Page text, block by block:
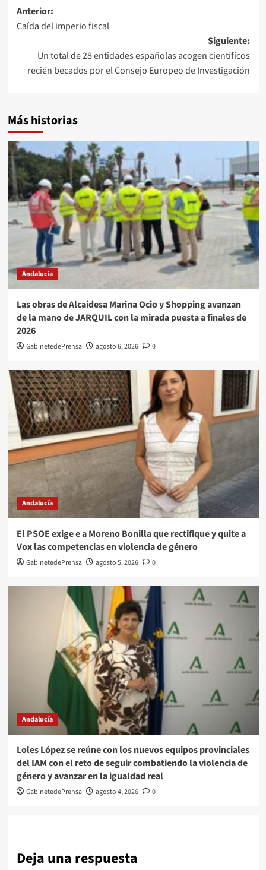
Navegación
de
entradas
Anterior:
Caída del imperio fiscal
Siguiente:
Un total de 28 entidades españolas acogen científicos
recién becados por el Consejo Europeo de Investigación
Más historias
Andalucía
Las obras de Alcaidesa Marina Ocio y Shopping avanzan
de la mano de JARQUIL con la mirada puesta a finales de
2026
GabinetedePrensa agosto 6, 2026 0
Andalucía
El PSOE exige e a Moreno Bonilla que rectifique y quite a
Vox las competencias en violencia de género
GabinetedePrensa agosto 5, 2026 0
Andalucía
Loles López se reúne con los nuevos equipos provinciales
del IAM con el reto de seguir combatiendo la violencia de
género y avanzar en la igualdad real
GabinetedePrensa agosto 4, 2026 0
Deja una respuesta